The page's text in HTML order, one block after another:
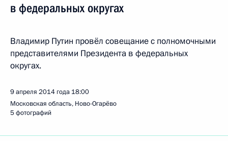
в федеральных округах
Владимир Путин провёл совещание с полномочными
представителями Президента в федеральных
округах.
9 апреля 2014 года 18:00
Московская область, Ново-Огарёво
5 фотографий